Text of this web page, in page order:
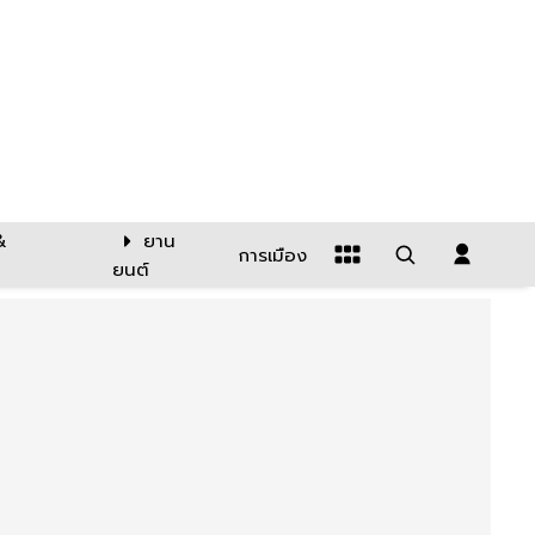
ยาน
ยนต์
การเมือง